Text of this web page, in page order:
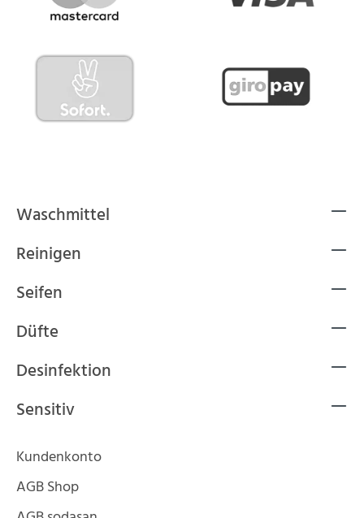
Waschmittel
Reinigen
Seifen
Düfte
Desinfektion
Sensitiv
Kundenkonto
AGB Shop